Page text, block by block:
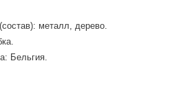
металл, дерево.
Бельгия.